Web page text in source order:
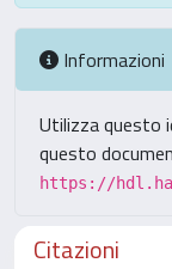
Informazioni
Utilizza questo
questo
https://
Citazioni